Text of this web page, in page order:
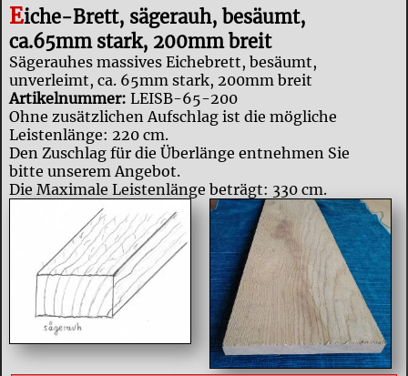
Eiche-Brett, sägerauh, besäumt,
ca.65mm stark, 200mm breit
Sägerauhes massives Eichebrett, besäumt,
unverleimt, ca. 65mm stark, 200mm breit
Artikelnummer: LEISB-65-200
Ohne zusätzlichen Aufschlag ist die mögliche
Leistenlänge: 220 cm.
Den Zuschlag für die Überlänge entnehmen Sie
bitte unserem Angebot.
Die Maximale Leistenlänge beträgt: 330 cm.